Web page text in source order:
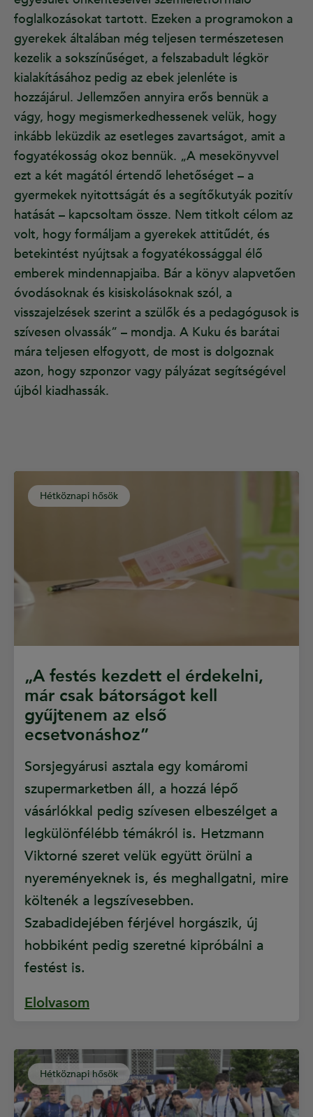
foglalkozásokat tartott. Ezeken a programokon a
gyerekek általában még teljesen természetesen
kezelik a sokszínűséget, a felszabadult légkör
kialakításához pedig az ebek jelenléte is
hozzájárul. Jellemzően annyira erős bennük a
vágy, hogy megismerkedhessenek velük, hogy
inkább leküzdik az esetleges zavartságot, amit a
fogyatékosság okoz bennük. „A mesekönyvvel
ezt a két magától értendő lehetőséget – a
gyermekek nyitottságát és a segítőkutyák pozitív
hatását – kapcsoltam össze. Nem titkolt célom az
volt, hogy formáljam a gyerekek attitűdét, és
betekintést nyújtsak a fogyatékossággal élő
emberek mindennapjaiba. Bár a könyv alapvetően
óvodásoknak és kisiskolásoknak szól, a
visszajelzések szerint a szülők és a pedagógusok is
szívesen olvassák” – mondja. A Kuku és barátai
mára teljesen elfogyott, de most is dolgoznak
azon, hogy szponzor vagy pályázat segítségével
újból kiadhassák.
Hétköznapi hősök
„A festés kezdett el érdekelni,
már csak bátorságot kell
gyűjtenem az első
ecsetvonáshoz”
Sorsjegyárusi asztala egy komáromi
szupermarketben áll, a hozzá lépő
vásárlókkal pedig szívesen elbeszélget a
legkülönfélébb témákról is. Hetzmann
Viktorné szeret velük együtt örülni a
nyereményeknek is, és meghallgatni, mire
költenék a legszívesebben.
Szabadidejében férjével horgászik, új
hobbiként pedig szeretné kipróbálni a
festést is.
Elolvasom
Hétköznapi hősök